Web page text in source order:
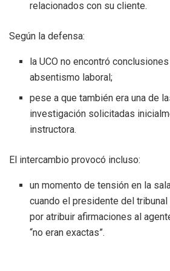
relacionados con su cliente.
Según la defensa:
la UCO no encontró
absentismo laboral;
pese a que también era una de
investigación solicitadas
instructora.
El intercambio provocó incluso:
un momento de tensión en la
cuando el presidente del
por atribuir afirmaciones al
“no eran exactas”.